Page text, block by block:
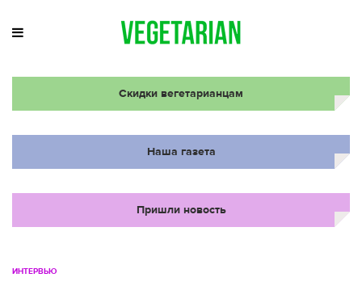
Скидки вегетарианцам
Наша газета
Пришли новость
ИНТЕРВЬЮ